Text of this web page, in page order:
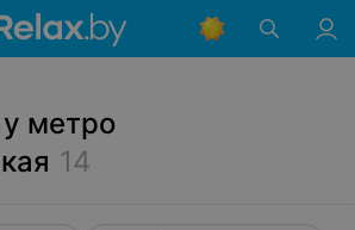
метро
14